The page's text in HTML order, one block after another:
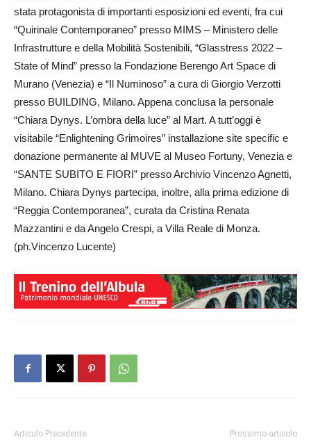
stata protagonista di importanti esposizioni ed eventi, fra cui
“Quirinale Contemporaneo” presso MIMS – Ministero delle
Infrastrutture e della Mobilità Sostenibili, “Glasstress 2022 –
State of Mind” presso la Fondazione Berengo Art Space di
Murano (Venezia) e “Il Numinoso” a cura di Giorgio Verzotti
presso BUILDING, Milano. Appena conclusa la personale
“Chiara Dynys. L’ombra della luce” al Mart. A tutt’oggi è
visitabile “Enlightening Grimoires” installazione site specific e
donazione permanente al MUVE al Museo Fortuny, Venezia e
“SANTE SUBITO E FIORI” presso Archivio Vincenzo Agnetti,
Milano. Chiara Dynys partecipa, inoltre, alla prima edizione di
“Reggia Contemporanea”, curata da Cristina Renata
Mazzantini e da Angelo Crespi, a Villa Reale di Monza.
(ph.Vincenzo Lucente)
Articolo Precedente Prossimo articolo